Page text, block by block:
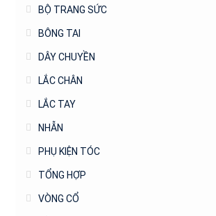
BỘ TRANG SỨC
BÔNG TAI
DÂY CHUYỀN
LẮC CHÂN
LẮC TAY
NHẪN
PHỤ KIỆN TÓC
TỔNG HỢP
VÒNG CỔ